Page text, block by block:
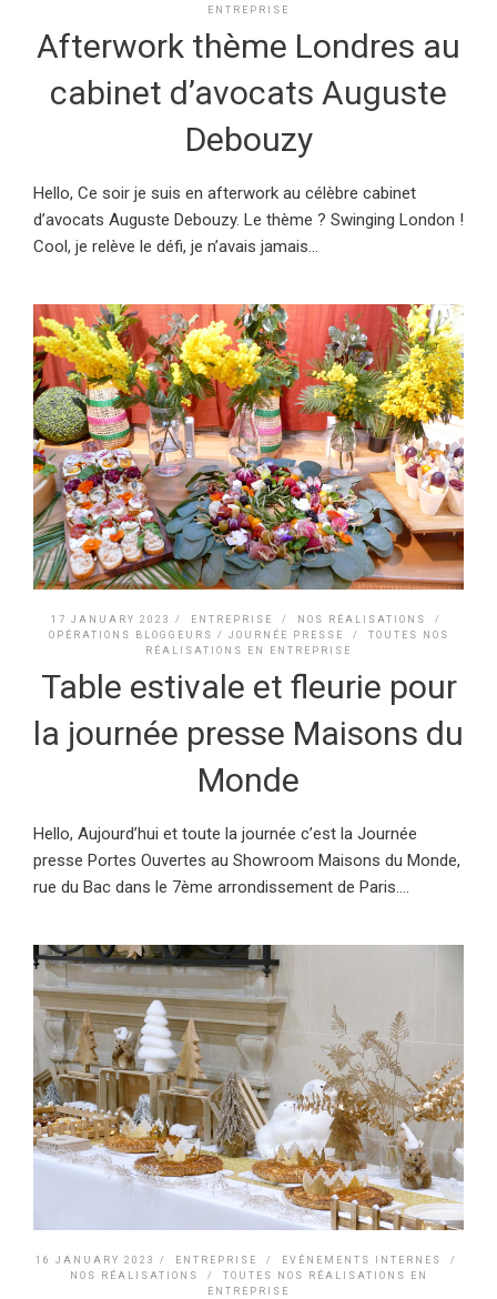
ENTREPRISE
Afterwork thème Londres au
cabinet d’avocats Auguste
Debouzy
Hello, Ce soir je suis en afterwork au célèbre cabinet
d’avocats Auguste Debouzy. Le thème ? Swinging London !
Cool, je relève le défi, je n’avais jamais...
17 JANUARY 2023 / ENTREPRISE / NOS RÉALISATIONS
/
OPÉRATIONS BLOGGEURS / JOURNÉE PRESSE
/ TOUTES NOS
RÉALISATIONS EN ENTREPRISE
Table estivale et fleurie pour
la journée presse Maisons du
Monde
Hello, Aujourd’hui et toute la journée c’est la Journée
presse Portes Ouvertes au Showroom Maisons du Monde,
rue du Bac dans le 7ème arrondissement de Paris....
16 JANUARY 2023 / ENTREPRISE / EVÉNEMENTS INTERNES
/
NOS RÉALISATIONS
/ TOUTES NOS RÉALISATIONS EN
ENTREPRISE